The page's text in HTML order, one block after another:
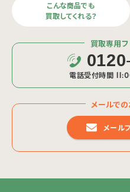
こんな商品でも
買取してくれる？
買取専用
0120
電話受付時間
メールで
メール